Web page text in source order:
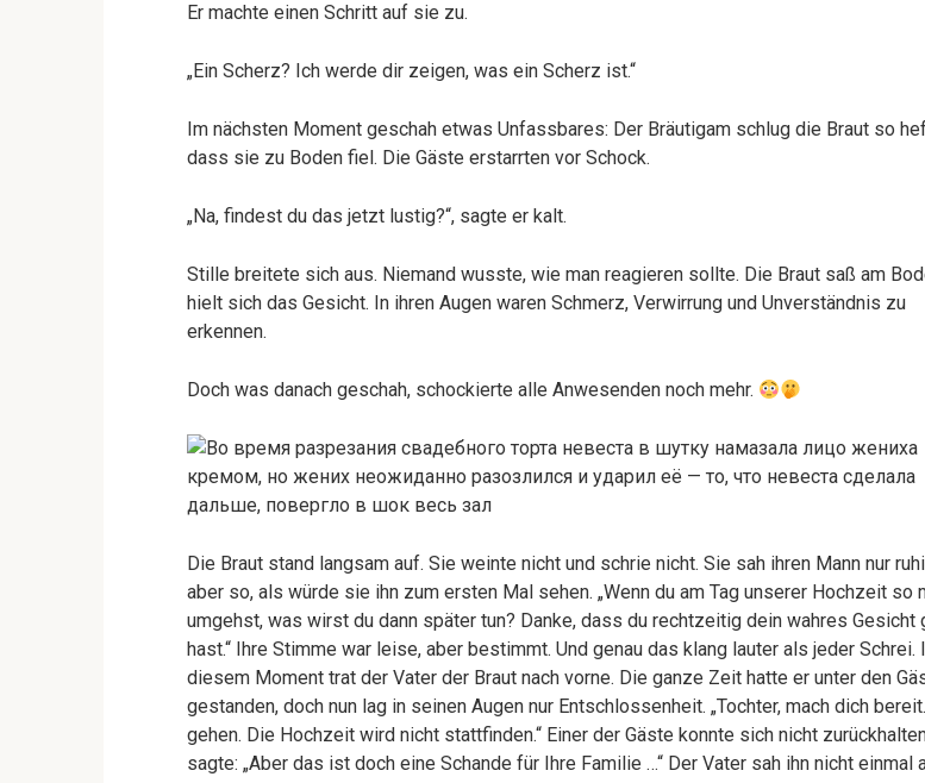
Er machte einen Schritt auf sie zu.
„Ein Scherz? Ich werde dir zeigen, was ein Scherz ist.“
Im nächsten Moment geschah etwas Unfassbares: Der Bräutigam schlug die Braut so
dass sie zu Boden fiel. Die Gäste erstarrten vor Schock.
„Na, findest du das jetzt lustig?“, sagte er kalt.
Stille breitete sich aus. Niemand wusste, wie man reagieren sollte. Die Braut saß am
hielt sich das Gesicht. In ihren Augen waren Schmerz, Verwirrung und Unverständnis zu
erkennen.
Doch was danach geschah, schockierte alle Anwesenden noch mehr.
Die Braut stand langsam auf. Sie weinte nicht und schrie nicht. Sie sah ihren Mann nur
aber so, als würde sie ihn zum ersten Mal sehen. „Wenn du am Tag unserer Hochzeit so
umgehst, was wirst du dann später tun? Danke, dass du rechtzeitig dein wahres Gesicht
hast.“ Ihre Stimme war leise, aber bestimmt. Und genau das klang lauter als jeder Schrei.
diesem Moment trat der Vater der Braut nach vorne. Die ganze Zeit hatte er unter den
gestanden, doch nun lag in seinen Augen nur Entschlossenheit. „Tochter, mach dich
gehen. Die Hochzeit wird nicht stattfinden.“ Einer der Gäste konnte sich nicht
sagte: „Aber das ist doch eine Schande für Ihre Familie …“ Der Vater sah ihn nicht einmal